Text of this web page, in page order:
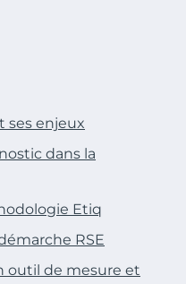
ses enjeux
dans la
Etiq
RSE
outil de mesure et